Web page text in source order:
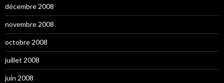
décembre 2008
novembre 2008
octobre 2008
juillet 2008
juin 2008